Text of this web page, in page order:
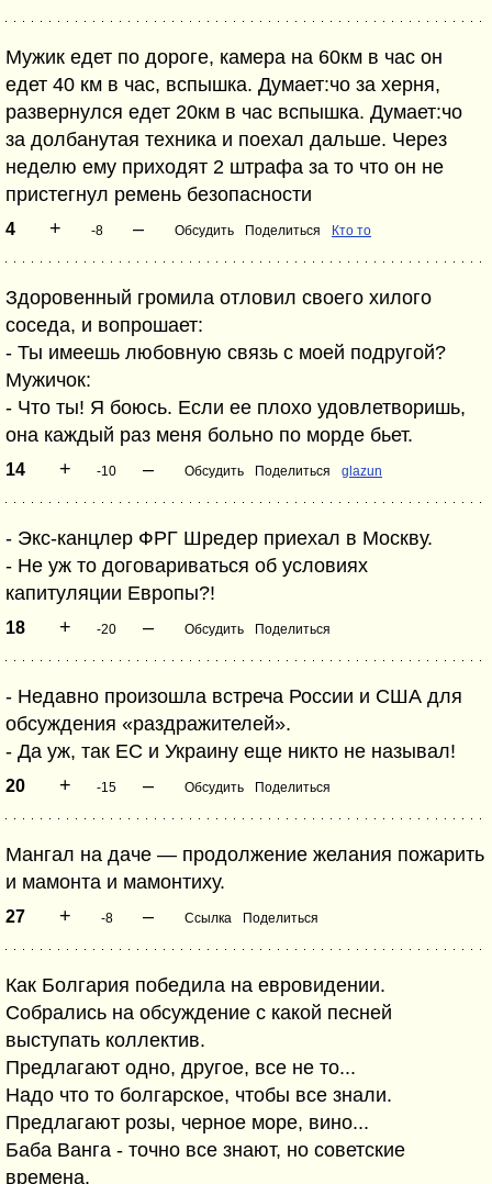
Мужик едет по дороге, камера на 60км в час он
едет 40 км в час, вспышка. Думает:чо за херня,
развернулся едет 20км в час вспышка. Думает:чо
за долбанутая техника и поехал дальше. Через
неделю ему приходят 2 штрафа за то что он не
пристегнул ремень безопасности
4 + -8 – Обсудить Поделиться Кто то
Здоровенный громила отловил своего хилого
соседа, и вопрошает:
- Ты имеешь любовную связь с моей подругой?
Мужичок:
- Что ты! Я боюсь. Если ее плохо удовлетворишь,
она каждый раз меня больно по морде бьет.
14 + -10 – Обсудить Поделиться glazun
- Экс-канцлер ФРГ Шредер приехал в Москву.
- Не уж то договариваться об условиях
капитуляции Европы?!
18 + -20 – Обсудить Поделиться
- Недавно произошла встреча России и США для
обсуждения «раздражителей».
- Да уж, так ЕС и Украину еще никто не называл!
20 + -15 – Обсудить Поделиться
Мангал на даче — продолжение желания пожарить
и мамонта и мамонтиху.
27 + -8 – Ссылка Поделиться
Как Болгария победила на евровидении.
Собрались на обсуждение с какой песней
выступать коллектив.
Предлагают одно, другое, все не то...
Надо что то болгарское, чтобы все знали.
Предлагают розы, черное море, вино...
Баба Ванга - точно все знают, но советские
времена.